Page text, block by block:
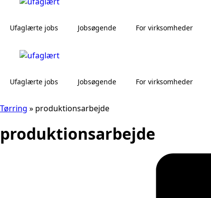
Ufaglærte jobs Jobsøgende For virksomheder
Ufaglærte jobs Jobsøgende For virksomheder
Tørring » produktionsarbejde
produktionsarbejde